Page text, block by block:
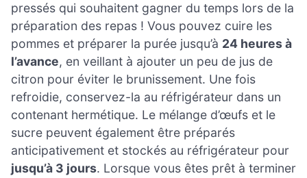
pressés qui souhaitent gagner du temps lors de la
préparation des repas ! Vous pouvez cuire les
pommes et préparer la purée jusqu’à 24 heures à
l’avance, en veillant à ajouter un peu de jus de
citron pour éviter le brunissement. Une fois
refroidie, conservez-la au réfrigérateur dans un
contenant hermétique. Le mélange d’œufs et le
sucre peuvent également être préparés
anticipativement et stockés au réfrigérateur pour
jusqu’à 3 jours. Lorsque vous êtes prêt à terminer